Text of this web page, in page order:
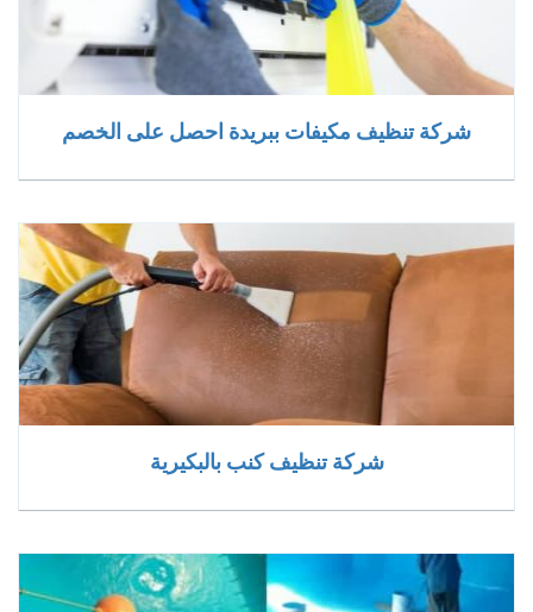
شركة تنظيف مكيفات ببريدة احصل على الخصم
شركة تنظيف كنب بالبكيرية